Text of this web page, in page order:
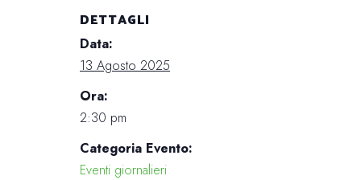
DETTAGLI
Data:
13 Agosto 2025
Ora:
2:30 pm
Categoria Evento:
Eventi giornalieri